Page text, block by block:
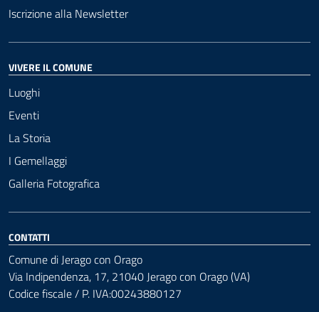
Iscrizione alla Newsletter
VIVERE IL COMUNE
Luoghi
Eventi
La Storia
I Gemellaggi
Galleria Fotografica
CONTATTI
Comune di Jerago con Orago
Via Indipendenza, 17, 21040 Jerago con Orago (VA)
Codice fiscale / P. IVA:00243880127